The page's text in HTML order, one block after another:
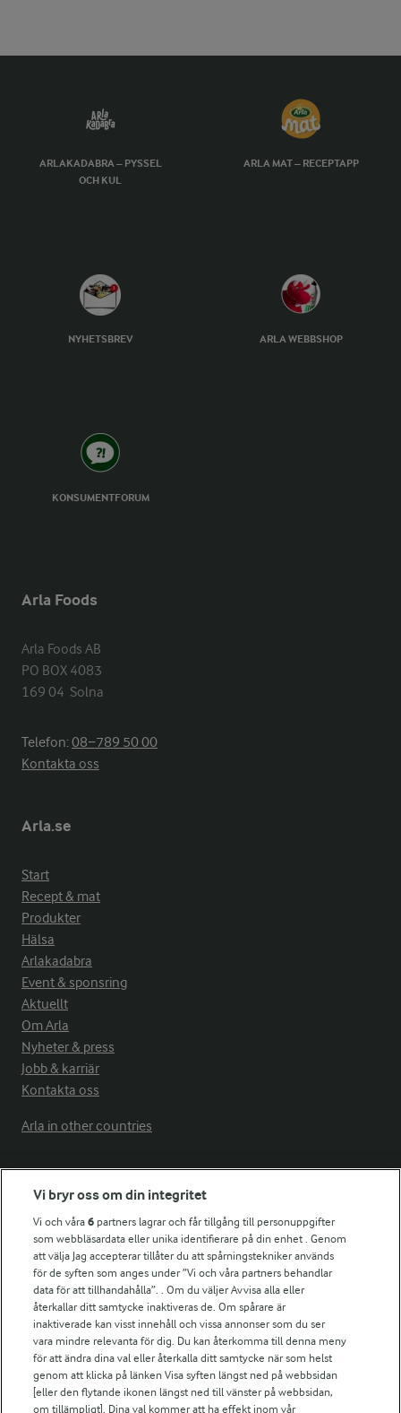
ARLAKADABRA – PYSSEL
OCH KUL
ARLA MAT – RECEPTAPP
NYHETSBREV ARLA WEBBSHOP
KONSUMENTFORUM
Arla Foods
Arla Foods AB
PO BOX 4083
169 04  Solna
Telefon:08−789 50 00
Kontakta oss
Arla.se
Start
Recept & mat
Produkter
Hälsa
Arlakadabra
Event & sponsring
Aktuellt
Om Arla
Nyheter & press
Jobb & karriär
Kontakta oss
Arla in other countries
Fler Arlasajter
För ägare
Arlas kundportal
Arla.com
Falbygdens Ost
Arla webbshop
Bildbank
Vi bryr oss om din integritet
Vi och våra6 partners lagrar och får tillgång till personuppgifter
som webbläsardata eller unika identifierare på din enhet . Genom
att välja Jag accepterar tillåter du att spårningstekniker används
för de syften som anges under ”Vi och våra partners behandlar
data för att tillhandahålla”. . Om du väljer Avvisa alla eller
återkallar ditt samtycke inaktiveras de. Om spårare är
inaktiverade kan visst innehåll och vissa annonser som du ser
vara mindre relevanta för dig. Du kan återkomma till denna meny
för att ändra dina val eller återkalla ditt samtycke när som helst
genom att klicka på länken Visa syften längst ned på webbsidan
[eller den flytande ikonen längst ned till vänster på webbsidan,
om tillämpligt]. Dina val kommer att ha effekt inom vår